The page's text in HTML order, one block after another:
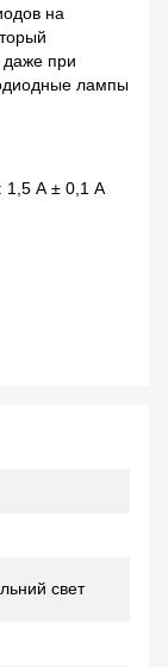
на
даже при
лампы
1,5 А ± 0,1 А
свет